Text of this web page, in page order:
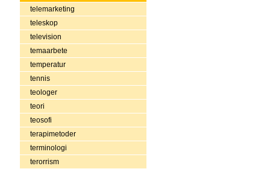
telemarketing
teleskop
television
temaarbete
temperatur
tennis
teologer
teori
teosofi
terapimetoder
terminologi
terorrism